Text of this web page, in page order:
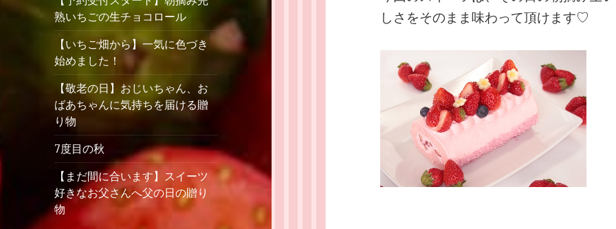
熟いちごの生チョコロール
【いちご畑から】一気に色づき
始めました！
【敬老の日】おじいちゃん、お
ばあちゃんに気持ちを届ける贈
り物
7度目の秋
【まだ間に合います】スイーツ
好きなお父さんへ父の日の贈り
物
しさをそのまま味わって頂けます♡